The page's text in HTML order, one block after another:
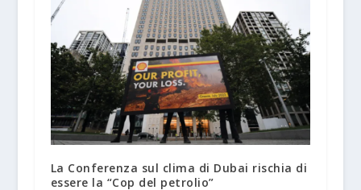
La Conferenza sul clima di Dubai rischia di
essere la “Cop del petrolio”